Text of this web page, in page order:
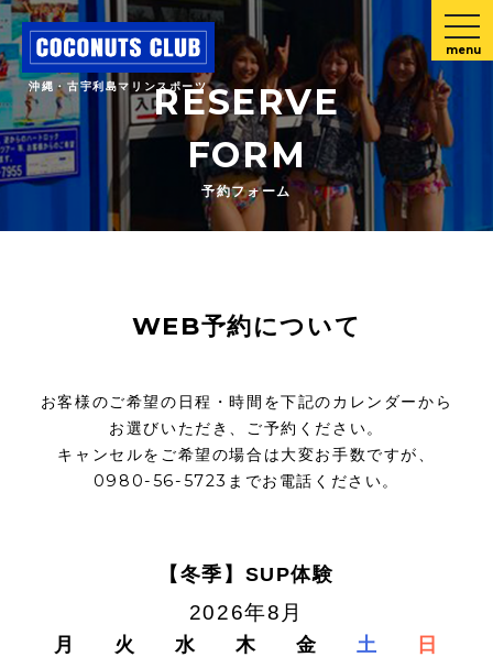
沖縄・古宇利島マリンスポーツ
menu
RESERVE
FORM
予約フォーム
WEB予約について
お客様のご希望の日程・時間を下記のカレンダーから
お選びいただき、ご予約ください。
キャンセルをご希望の場合は大変お手数ですが、
0980-56-5723までお電話ください。
【冬季】SUP体験
2026年8月
月 火 水 木 金 土 日